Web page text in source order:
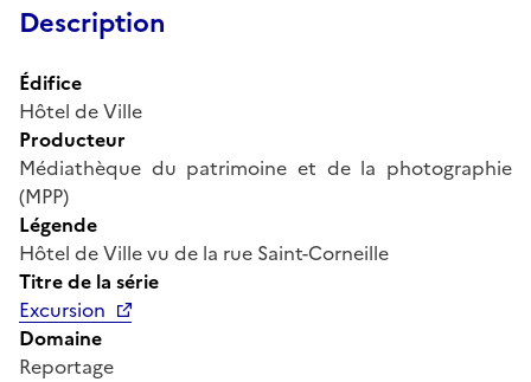
Description
Édifice
Hôtel de Ville
Producteur
Médiathèque du patrimoine et de la photographie
(MPP)
Légende
Hôtel de Ville vu de la rue Saint-Corneille
Titre de la série
Excursion
Domaine
Reportage